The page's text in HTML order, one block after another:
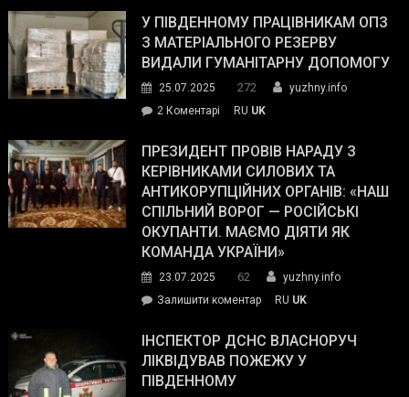
завойовує
симпатії
виборців
The
Street
Journal.
У ПІВДЕННОМУ ПРАЦІВНИКАМ ОПЗ
З МАТЕРІАЛЬНОГО РЕЗЕРВУ
ВИДАЛИ ГУМАНІТАРНУ ДОПОМОГУ
25.07.2025 272
yuzhny.info
2 Коментарі
Південному
працівникам
ОПЗ
з
матеріального
резерву
гуманітарну
допомогу
RU UK
ПРЕЗИДЕНТ ПРОВІВ НАРАДУ З
КЕРІВНИКАМИ СИЛОВИХ ТА
АНТИКОРУПЦІЙНИХ ОРГАНІВ: «НАШ
СПІЛЬНИЙ ВОРОГ — РОСІЙСЬКІ
ОКУПАНТИ. МАЄМО ДІЯТИ ЯК
КОМАНДА УКРАЇНИ»
23.07.2025 62
yuzhny.info
Залишити коментарon
провів
нараду
RU UK
ІНСПЕКТОР ДСНС ВЛАСНОРУЧ
ЛІКВІДУВАВ ПОЖЕЖУ У
ПІВДЕННОМУ